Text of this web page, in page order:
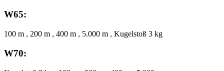
W65:
100 m , 200 m , 400 m , 5.000 m , Kugelstoß 3 kg
W70: